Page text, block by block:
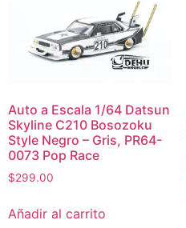
Auto a Escala 1/64 Datsun
Skyline C210 Bosozoku
Style Negro – Gris, PR64-
0073 Pop Race
$299.00
Añadir al carrito